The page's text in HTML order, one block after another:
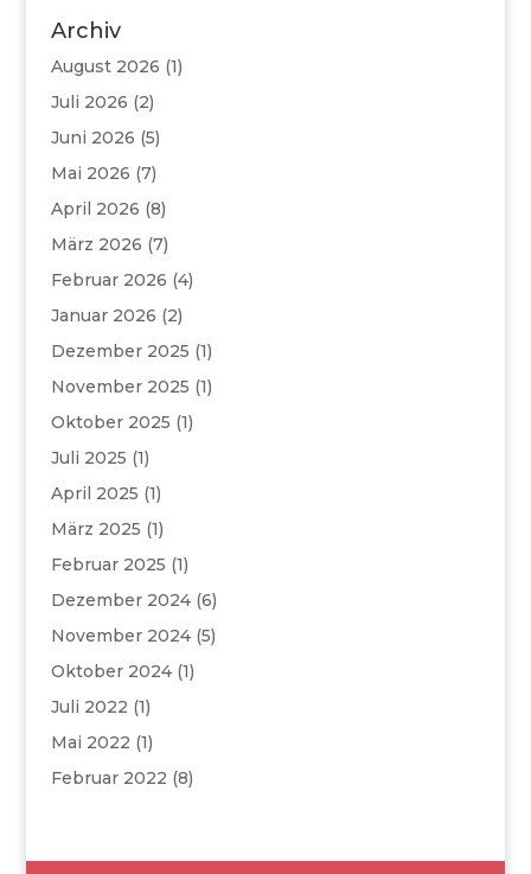
Archiv
August 2026 (1)
Juli 2026 (2)
Juni 2026 (5)
Mai 2026 (7)
April 2026 (8)
März 2026 (7)
Februar 2026 (4)
Januar 2026 (2)
Dezember 2025 (1)
November 2025 (1)
Oktober 2025 (1)
Juli 2025 (1)
April 2025 (1)
März 2025 (1)
Februar 2025 (1)
Dezember 2024(6)
November 2024(5)
Oktober 2024(1)
Juli 2022 (1)
Mai 2022 (1)
Februar 2022 (8)